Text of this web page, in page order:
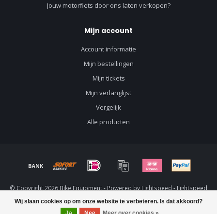
Wij slaan cookies op om onze website te verbeteren. Is dat akkoord?
Jouw motorfiets door ons laten verkopen?
Mijn account
Account informatie
Mijn bestellingen
Mijn tickets
Mijn verlanglijst
Vergelijk
Alle producten
© Copyright 2026 Bike Equipment - Powered by Lightspeed - Lightspeed
designbyDyvelopment